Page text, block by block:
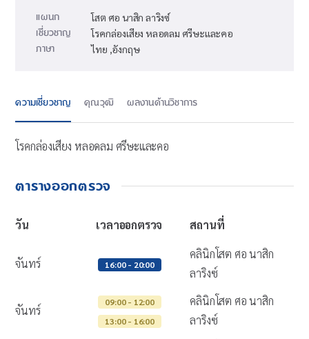
แผนก โสต ศอ นาสิก ลาริงซ์
เชี่ยวชาญ โรคกล่องเสียง หลอดลม ศรีษะและคอ
ภาษา ไทย ,อังกฤษ
ความเชี่ยวชาญ คุณวุฒิ ผลงานด้านวิชาการ
โรคกล่องเสียง หลอดลม ศรีษะและคอ
ตารางออกตรวจ
วัน เวลาออกตรวจ สถานที่
จันทร์ 16:00 - 20:00
คลินิกโสต ศอ นาสิก
ลาริงซ์
จันทร์
09:00 - 12:00
13:00 - 16:00
คลินิกโสต ศอ นาสิก
ลาริงซ์